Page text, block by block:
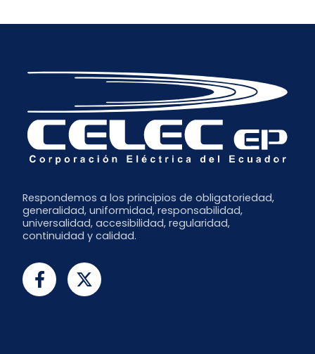
Respondemos a los principios de obligatoriedad,
generalidad, uniformidad, responsabilidad,
universalidad, accesibilidad, regularidad,
continuidad y calidad.